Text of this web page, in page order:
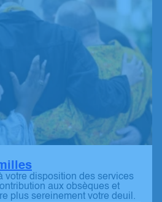
votre disposition des services
aux obsèques et
plus sereinement votre deuil.